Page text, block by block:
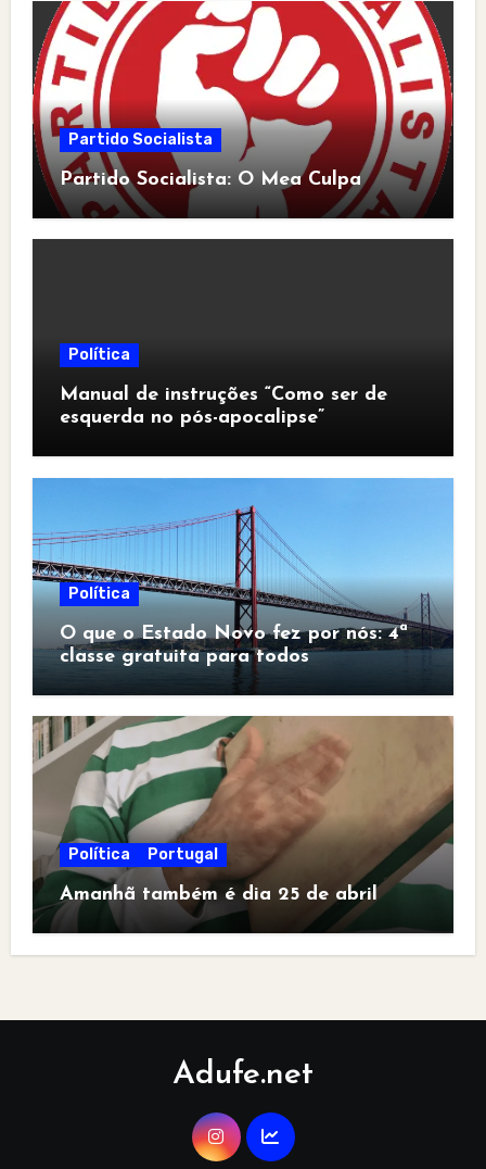
Partido Socialista
Partido Socialista: O Mea Culpa
Política
Manual de instruções “Como ser de
esquerda no pós-apocalipse”
Política
O que o Estado Novo fez por nós: 4ª
classe gratuita para todos
Política Portugal
Amanhã também é dia 25 de abril
Adufe.net